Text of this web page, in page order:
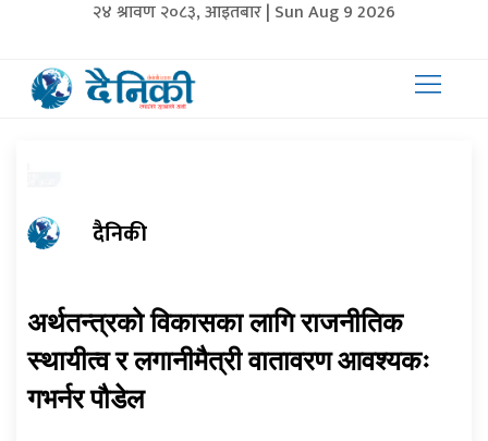
२४ श्रावण २०८३, आइतबार | Sun Aug 9 2026
दैनिकी
अर्थतन्त्रको विकासका लागि राजनीतिक
स्थायीत्व र लगानीमैत्री वातावरण आवश्यकः
गभर्नर पौडेल